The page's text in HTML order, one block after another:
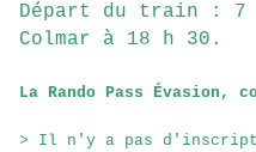
Départ du train : 7
Colmar à 18 h 30.
La Rando Pass Évasion,
> Il n'y a pas